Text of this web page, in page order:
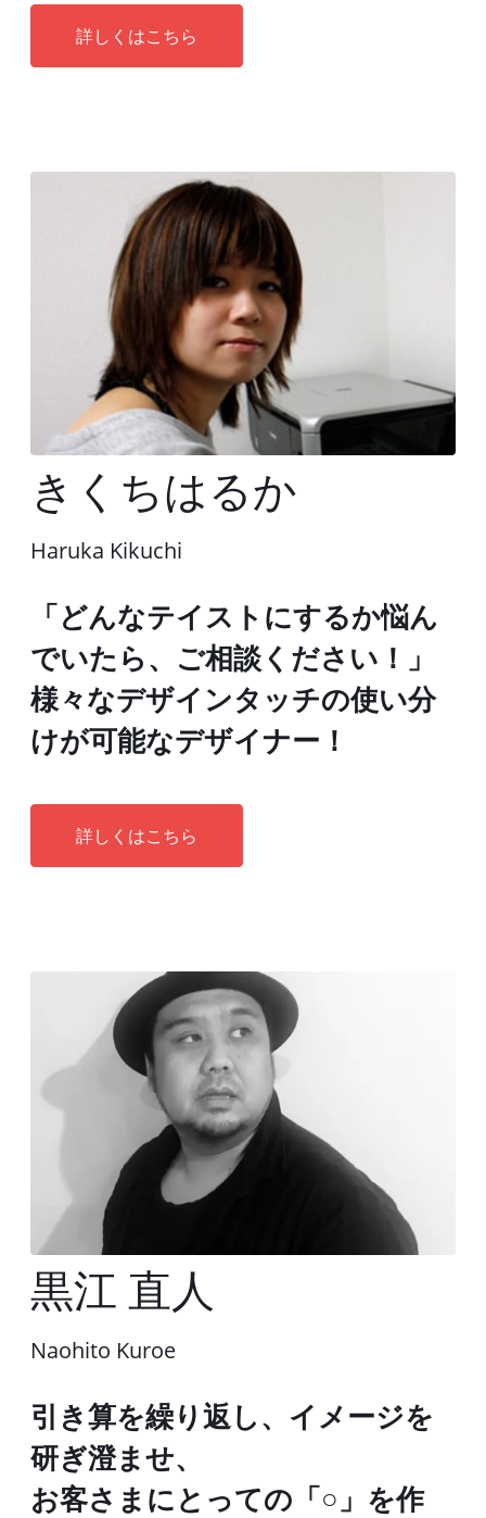
詳しくはこちら
きくちはるか
Haruka Kikuchi
「どんなテイストにするか悩ん
でいたら、ご相談ください！」
様々なデザインタッチの使い分
けが可能なデザイナー！
詳しくはこちら
黒江 直人
Naohito Kuroe
引き算を繰り返し、イメージを
研ぎ澄ませ、
お客さまにとっての「○」を作